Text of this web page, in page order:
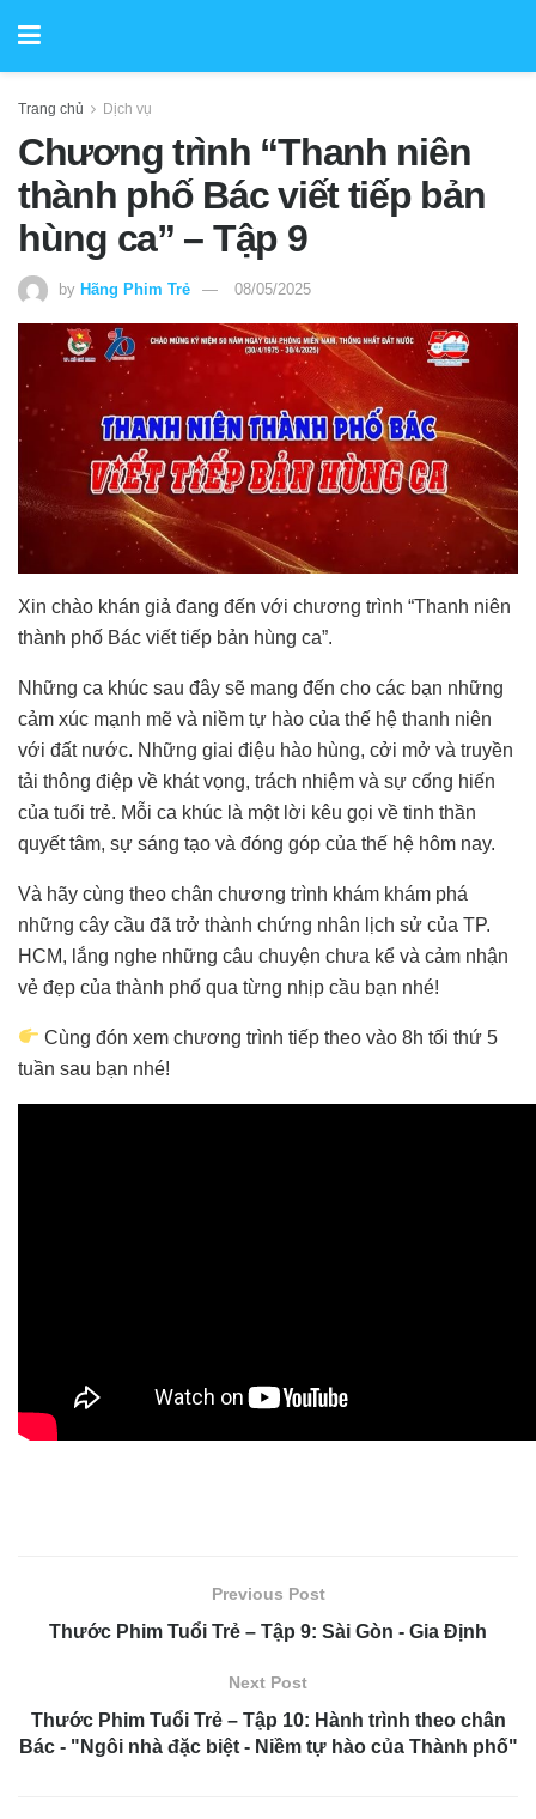
Trang chủ Dịch vụ
Chương trình “Thanh niên
thành phố Bác viết tiếp bản
hùng ca” – Tập 9
by Hãng Phim Trẻ 08/05/2025
Xin chào khán giả đang đến với chương trình “Thanh niên
thành phố Bác viết tiếp bản hùng ca”.
Những ca khúc sau đây sẽ mang đến cho các bạn những
cảm xúc mạnh mẽ và niềm tự hào của thế hệ thanh niên
với đất nước. Những giai điệu hào hùng, cởi mở và truyền
tải thông điệp về khát vọng, trách nhiệm và sự cống hiến
của tuổi trẻ. Mỗi ca khúc là một lời kêu gọi về tinh thần
quyết tâm, sự sáng tạo và đóng góp của thế hệ hôm nay.
Và hãy cùng theo chân chương trình khám khám phá
những cây cầu đã trở thành chứng nhân lịch sử của TP.
HCM, lắng nghe những câu chuyện chưa kể và cảm nhận
vẻ đẹp của thành phố qua từng nhịp cầu bạn nhé!
Cùng đón xem chương trình tiếp theo vào 8h tối thứ 5
tuần sau bạn nhé!
Previous Post
Thước Phim Tuổi Trẻ – Tập 9: Sài Gòn - Gia Định
Next Post
Thước Phim Tuổi Trẻ – Tập 10: Hành trình theo chân
Bác - "Ngôi nhà đặc biệt - Niềm tự hào của Thành phố"